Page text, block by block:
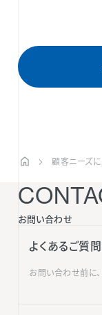
顧客ニーズに
お問い合わせ
よくあるご質問
お問い合わせ前に